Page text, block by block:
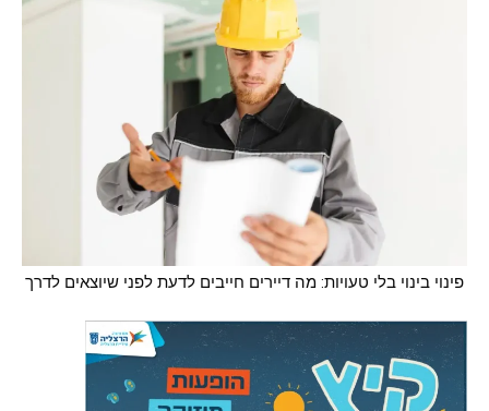
פינוי בינוי בלי טעויות: מה דיירים חייבים לדעת לפני שיוצאים לדרך